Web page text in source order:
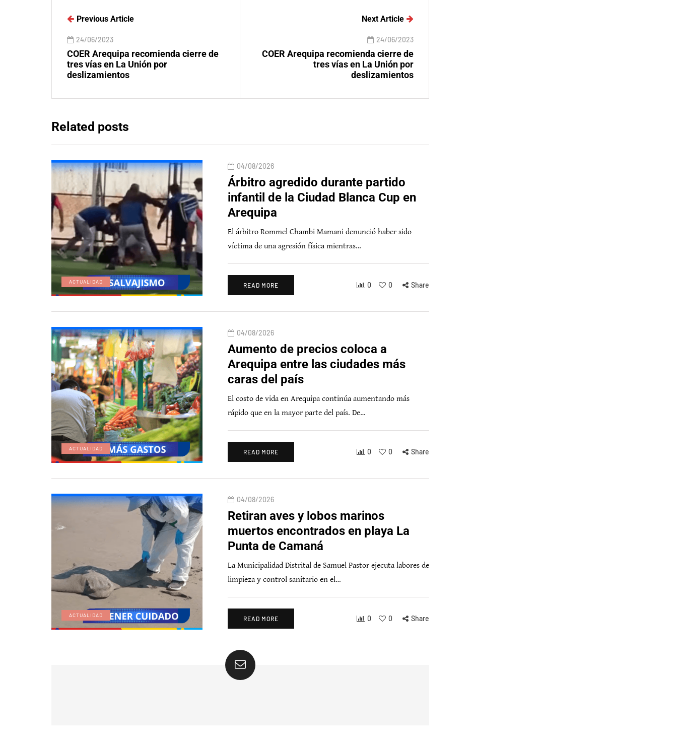
Previous Article
24/06/2023
COER Arequipa recomienda cierre de
tres vías en La Unión por
deslizamientos
Next Article
24/06/2023
COER Arequipa recomienda cierre de
tres vías en La Unión por
deslizamientos
Related posts
ACTUALIDAD
04/08/2026
Árbitro agredido durante partido
infantil de la Ciudad Blanca Cup en
Arequipa
El árbitro Rommel Chambi Mamani denunció haber sido
víctima de una agresión física mientras…
READ MORE 0 0 Share
ACTUALIDAD
04/08/2026
Aumento de precios coloca a
Arequipa entre las ciudades más
caras del país
El costo de vida en Arequipa continúa aumentando más
rápido que en la mayor parte del país. De…
READ MORE 0 0 Share
ACTUALIDAD
04/08/2026
Retiran aves y lobos marinos
muertos encontrados en playa La
Punta de Camaná
La Municipalidad Distrital de Samuel Pastor ejecuta labores de
limpieza y control sanitario en el…
READ MORE 0 0 Share